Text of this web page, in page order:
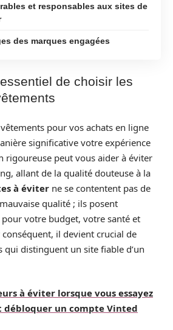
et responsables aux sites de
des marques engagées
de choisir les
pour vos achats en ligne
significative votre expérience
rigoureuse peut vous aider à éviter
allant de la qualité douteuse à la
à éviter ne se contentent pas de
qualité ; ils posent
votre budget, votre santé et
conséquent, il devient crucial de
qui distinguent un site fiable d’un
à éviter lorsque vous essayez
débloquer un compte Vinted